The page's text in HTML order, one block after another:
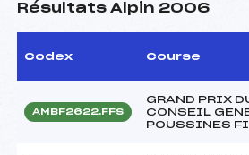
Résultats Alpin 2006
Codex Course
AMBF2622.FFS
GRAND PRIX
CONSEIL
POUSSINES